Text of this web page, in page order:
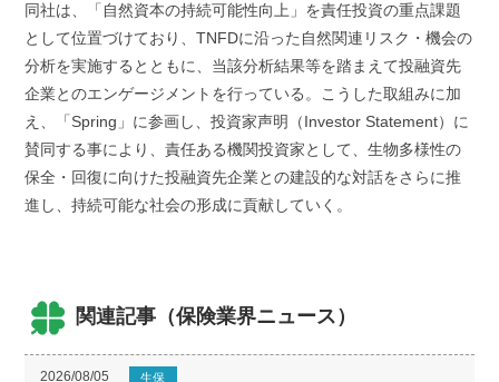
同社は、「自然資本の持続可能性向上」を責任投資の重点課題
として位置づけており、TNFDに沿った自然関連リスク・機会の
分析を実施するとともに、当該分析結果等を踏まえて投融資先
企業とのエンゲージメントを行っている。こうした取組みに加
え、「Spring」に参画し、投資家声明（Investor Statement）に
賛同する事により、責任ある機関投資家として、生物多様性の
保全・回復に向けた投融資先企業との建設的な対話をさらに推
進し、持続可能な社会の形成に貢献していく。
関連記事（保険業界ニュース）
2026/08/05 生保